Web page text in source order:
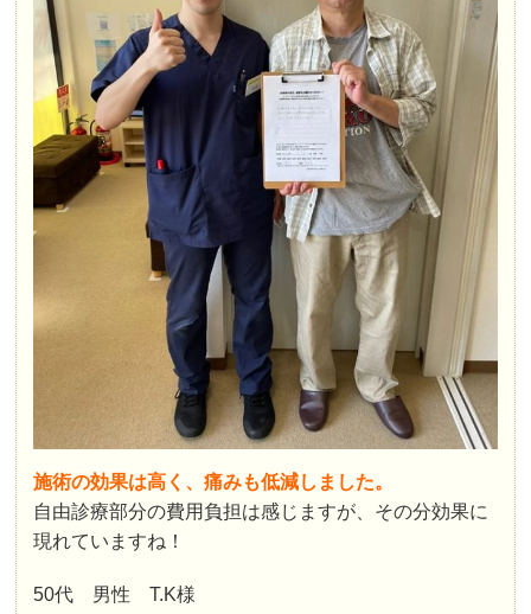
施術の効果は高く、痛みも低減しました。
自由診療部分の費用負担は感じますが、その分効果に
現れていますね！
50代 男性 T.K様